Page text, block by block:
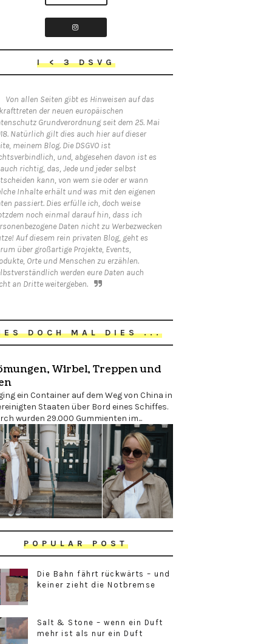
I < 3 DSVG
Von allen Seiten gibt es Hinweisen auf das
der neuen europäischen
Grundverordnung seit dem 25. Mai
Natürlich gilt dies auch hier auf dieser
meinem Blog. Die DSGVO ist
und, abgesehen davon ist es
richtig, das, Jede und jeder selbst
kann, von wem sie oder er wann
Inhalte erhält und was mit den eigenen
passiert. Dies erfülle ich, doch weise
noch einmal darauf hin, dass ich
Daten nicht zu Werbezwecken
Auf diesem rein privaten Blog, geht es
über großartige Projekte, Events,
Orte und Menschen zu erzählen.
werden eure Daten auch
an Dritte weitergeben.
DOCH MAL DIES ...
Wirbel, Treppen und
ein Container auf dem Weg von China in
Staaten über Bord eines Schiffes.
wurden 29.000 Gummienten im...
POPULAR POST
Die Bahn fährt rückwärts – und
keiner zieht die Notbremse
Salt & Stone – wenn ein Duft
mehr ist als nur ein Duft